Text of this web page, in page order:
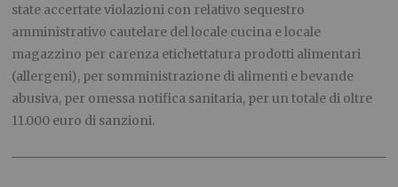
state accertate violazioni con relativo sequestro
amministrativo cautelare del locale cucina e locale
magazzino per carenza etichettatura prodotti alimentari
(allergeni), per somministrazione di alimenti e bevande
abusiva, per omessa notifica sanitaria, per un totale di oltre
11.000 euro di sanzioni.